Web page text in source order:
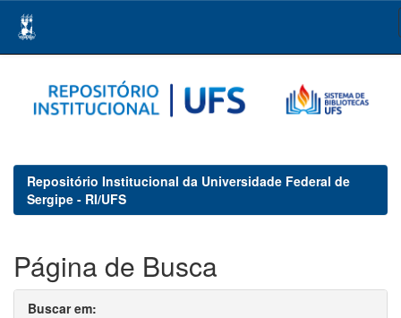
navigation
Repositório Institucional da Universidade Federal de
Sergipe - RI/UFS
Página de Busca
Buscar em: